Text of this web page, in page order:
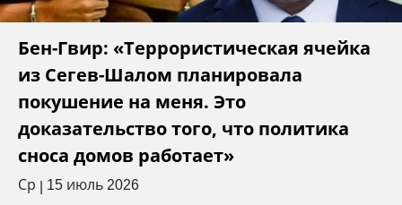
Бен-Гвир: «Террористическая ячейка
из Сегев-Шалом планировала
покушение на меня. Это
доказательство того, что политика
сноса домов работает»
Ср 15 июль 2026